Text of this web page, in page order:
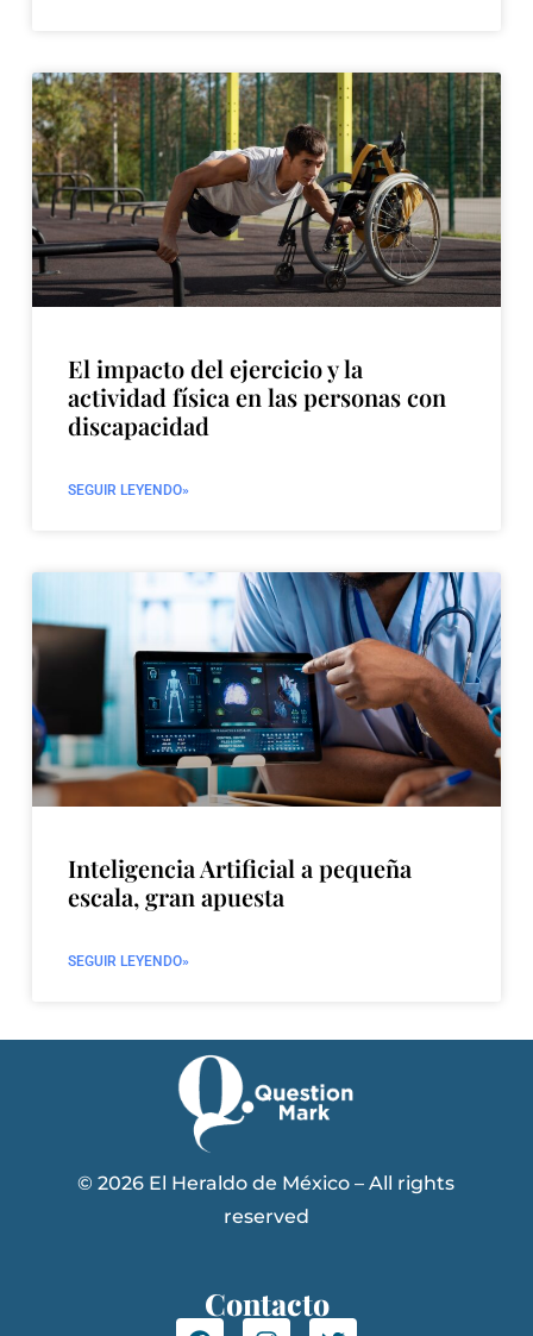
El impacto del ejercicio y la
actividad física en las personas con
discapacidad
SEGUIR LEYENDO»
Inteligencia Artificial a pequeña
escala, gran apuesta
SEGUIR LEYENDO»
© 2026 El Heraldo de México – All rights
reserved
Contacto